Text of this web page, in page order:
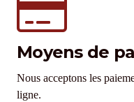
Moyens de
Nous acceptons les
ligne.